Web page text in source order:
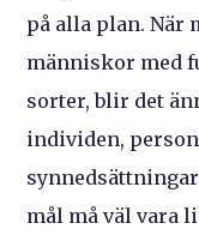
på alla plan. När
människor med
sorter, blir det
individen,
mål må väl vara